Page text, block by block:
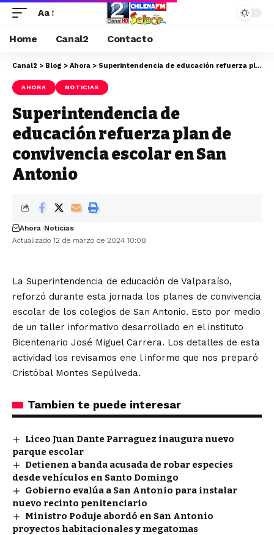
Aa
Home Canal2 Contacto
Canal2 > Blog > Ahora > Superintendencia de educación refuerza plan de convivencia escolar en San Antonio
AHORA NOTICIAS
Superintendencia de
educación refuerza plan de
convivencia escolar en San
Antonio
Actualizado 12 de marzo de 2024 10:08
Ahora Noticias
La Superintendencia de educación de Valparaíso,
reforzó durante esta jornada los planes de convivencia
escolar de los colegios de San Antonio. Esto por medio
de un taller informativo desarrollado en el instituto
Bicentenario José Miguel Carrera. Los detalles de esta
actividad los revisamos ene l informe que nos preparó
Cristóbal Montes Sepúlveda.
Tambien te puede interesar
Liceo Juan Dante Parraguez inaugura nuevo
parque escolar
Detienen a banda acusada de robar especies
desde vehículos en Santo Domingo
Gobierno evalúa a San Antonio para instalar
nuevo recinto penitenciario
Ministro Poduje abordó en San Antonio
proyectos habitacionales y megatomas